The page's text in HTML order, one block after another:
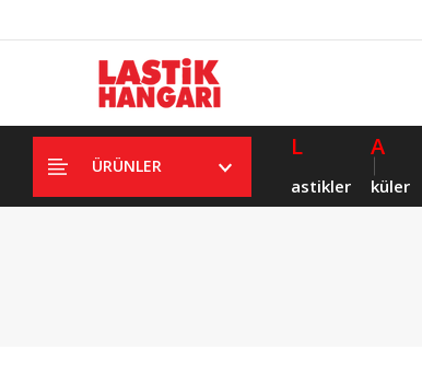
ÜRÜNLER
L
astikler
A
küler